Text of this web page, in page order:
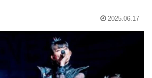
2025.06.17